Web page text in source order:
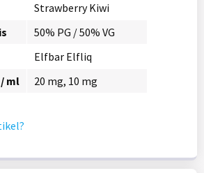
Strawberry Kiwi
50% PG / 50% VG
Elfbar Elfliq
ml
20 mg, 10 mg